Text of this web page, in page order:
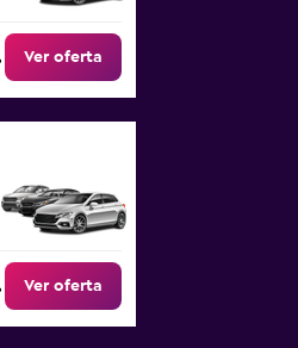
Ver oferta
Ver oferta